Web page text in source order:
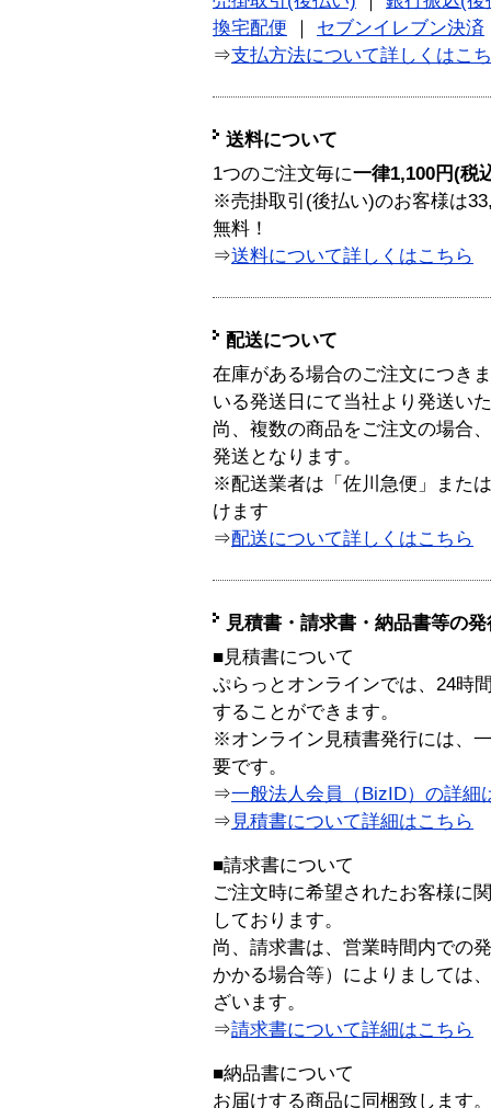
換宅配便 ｜ セブンイレブン決済
⇒支払方法について詳しくはこ
送料について
1つのご注文毎に一律1,100円(税
※売掛取引(後払い)のお客様は
無料！
⇒送料について詳しくはこちら
配送について
在庫がある場合のご注文につき
いる発送日にて当社より発送い
尚、複数の商品をご注文の場合
発送となります。
※配送業者は「佐川急便」また
けます
⇒配送について詳しくはこちら
見積書・請求書・納品書等の
■見積書について
ぷらっとオンラインでは、24時
することができます。
※オンライン見積書発行には、
要です。
⇒一般法人会員（BizID）の詳細
⇒ 見積書について詳細はこちら
■請求書について
ご注文時に希望されたお客様に
しております。
尚、請求書は、営業時間内での
かかる場合等）によりましては
ざいます。
⇒請求書について詳細はこちら
■納品書について
お届けする商品に同梱致します。